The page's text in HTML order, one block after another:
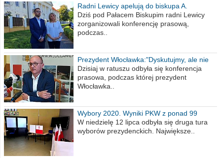
Radni Lewicy apelują do biskupa A.
Wiesława Meringa
Dziś pod Pałacem Biskupim radni Lewicy
zorganizowali konferencję prasową,
podczas..
Prezydent Włocławka:"Dyskutujmy, ale nie
obrażajmy się”
Dzisiaj w ratuszu odbyła się konferencja
prasowa, podczas której prezydent
Włocławka..
Wybory 2020. Wyniki PKW z ponad 99
procent obwodów
W niedzielę 12 lipca odbyła się druga tura
wyborów prezydenckich. Największe..